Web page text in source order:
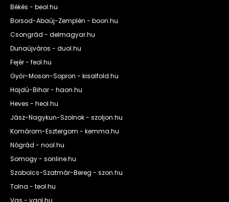
Békés - beol.hu
Borsod-Abaúj-Zemplén - boon.hu
Csongrád - delmagyar.hu
Dunaújváros - duol.hu
Fejér - feol.hu
Győr-Moson-Sopron - kisalfold.hu
Hajdú-Bihar - haon.hu
Heves - heol.hu
Jász-Nagykun-Szolnok - szoljon.hu
Komárom-Esztergom - kemma.hu
Nógrád - nool.hu
Somogy - sonline.hu
Szabolcs-Szatmár-Bereg - szon.hu
Tolna - teol.hu